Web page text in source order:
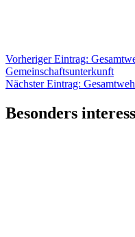
Vorheriger Eintrag:
Eintrag:
Gemeinschaftsunterkunft
Nächster Eintrag: Nächster
Besonders